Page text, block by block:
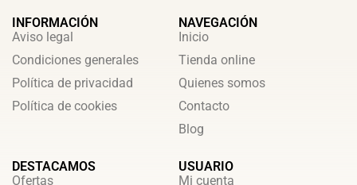
INFORMACIÓN
Aviso legal
Condiciones generales
Política de privacidad
Política de cookies
NAVEGACIÓN
Inicio
Tienda online
Quienes somos
Contacto
Blog
DESTACAMOS
Ofertas
USUARIO
Mi cuenta